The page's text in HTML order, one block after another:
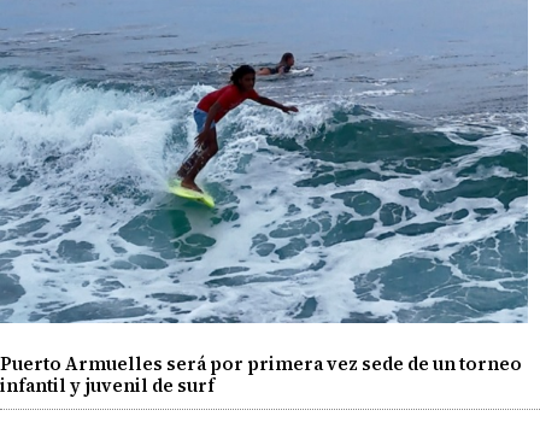
Puerto Armuelles será por primera vez sede de un torneo
infantil y juvenil de surf